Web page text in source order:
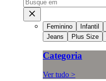
Feminino Infantil
Jeans
Plus Size
Categoria
Ver tudo >